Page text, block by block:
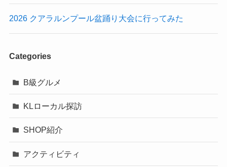
2026 クアラルンプール盆踊り大会に行ってみた
Categories
B級グルメ
KLローカル探訪
SHOP紹介
アクティビティ